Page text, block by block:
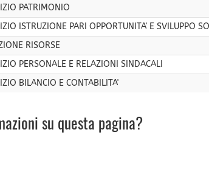
PATRIMONIO
ISTRUZIONE PARI OPPORTUNITA' E SVILUPPO
RISORSE
PERSONALE E RELAZIONI SINDACALI
BILANCIO E CONTABILITA'
su questa pagina?